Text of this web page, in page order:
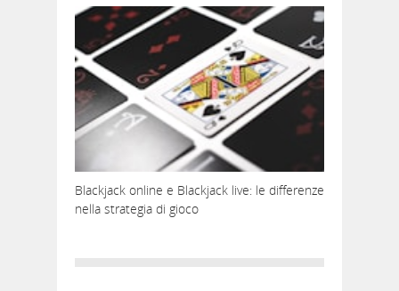
Blackjack online e Blackjack live: le differenze
nella strategia di gioco